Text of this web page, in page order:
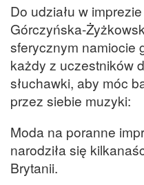
Do udziału w
Górczyńska-
sferycznym namiocie
każdy z uczestników
słuchawki, aby móc
przez siebie muzyki:
Moda na poranne
narodziła się
Brytanii.